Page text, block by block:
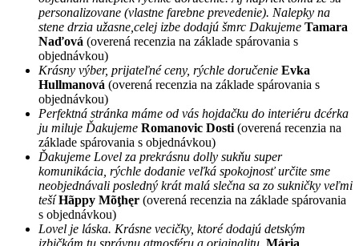
personalizovane (vlastne farebne prevedenie). Nalepky na
stene drzia užasne,celej izbe dodajú šmrc Dakujeme Tamara
Naďová (overená recenzia na základe spárovania s
objednávkou)
Krásny výber, prijateľné ceny, rýchle doručenie Evka
Hullmanová (overená recenzia na základe spárovania s
objednávkou)
Perfektná stránka máme od vás hojdačku do interiéru dcérka
ju miluje Ďakujeme Romanovic Dosti (overená recenzia na
základe spárovania s objednávkou)
Ďakujeme Lovel za prekrásnu dolly sukňu super
komunikácia, rýchle dodanie veľká spokojnosť určite sme
neobjednávali posledný krát malá slečna sa zo sukničky veľmi
tešíHãppy Mõţhęr (overená recenzia na základe spárovania
s objednávkou)
Lovel je láska. Krásne vecičky, ktoré dodajú detským
izbičkám tu správnu atmosféru a originalitu. Mária